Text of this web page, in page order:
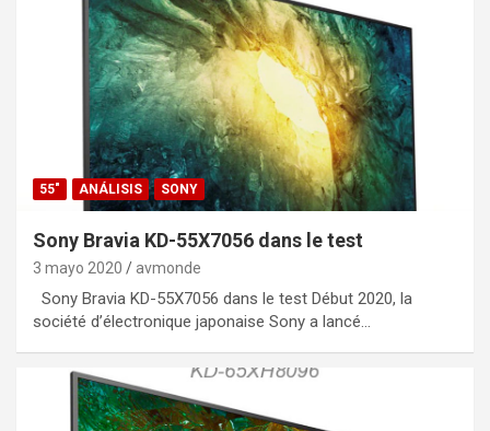
55" ANÁLISIS SONY
Sony Bravia KD-55X7056 dans le test
3 mayo 2020 avmonde
Sony Bravia KD-55X7056 dans le test Début 2020, la
société d’électronique japonaise Sony a lancé…